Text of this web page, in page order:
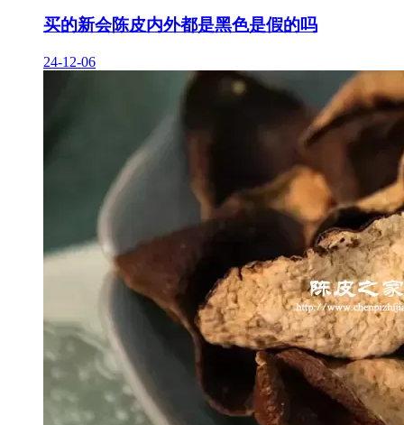
买的新会陈皮内外都是黑色是假的吗
24-12-06